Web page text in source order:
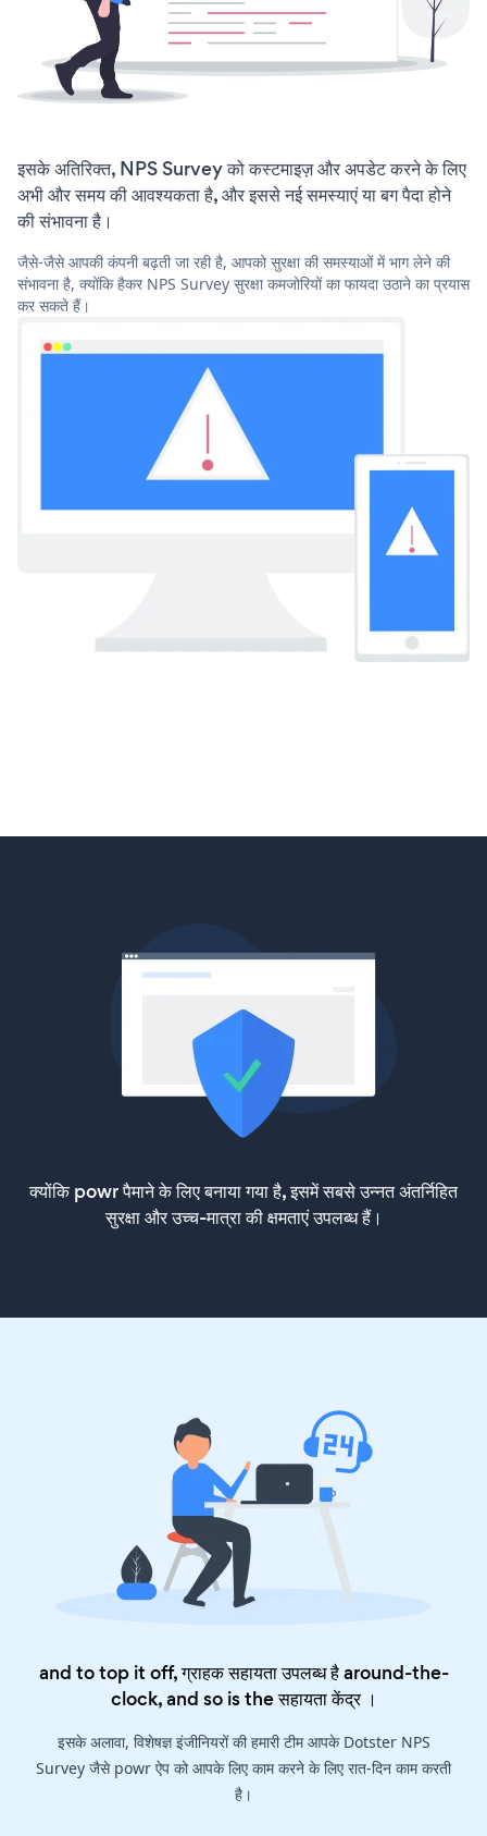
इसके अतिरिक्त, NPS Survey को कस्टमाइज़ और अपडेट करने के लिए
अभी और समय की आवश्यकता है, और इससे नई समस्याएं या बग पैदा होने
की संभावना है।
जैसे-जैसे आपकी कंपनी बढ़ती जा रही है, आपको सुरक्षा की समस्याओं में भाग लेने की
संभावना है, क्योंकि हैकर NPS Survey सुरक्षा कमजोरियों का फायदा उठाने का प्रयास
कर सकते हैं।
क्योंकि powr पैमाने के लिए बनाया गया है, इसमें सबसे उन्नत अंतर्निहित
सुरक्षा और उच्च-मात्रा की क्षमताएं उपलब्ध हैं।
and to top it off, ग्राहक सहायता उपलब्ध है around-the-
clock, and so is theसहायता केंद्र।
इसके अलावा, विशेषज्ञ इंजीनियरों की हमारी टीम आपके Dotster NPS
Survey जैसे powr ऐप को आपके लिए काम करने के लिए रात-दिन काम करती
है।